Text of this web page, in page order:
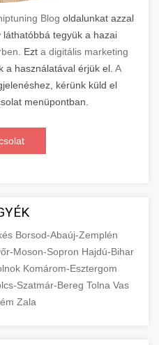
Blog oldalunkat azzal
tegyük a hazai
. Ezt a digitális marketing
a használatával érjük el. A
kérünk küld el
menüpontban.
Borsod-Abaúj-Zemplén
Moson-Sopron Hajdú-Bihar
Komárom-Esztergom
Szatmár-Bereg Tolna Vas
Zala